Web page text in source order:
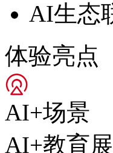
AI生态
体验亮点
AI+场景
AI+教育展